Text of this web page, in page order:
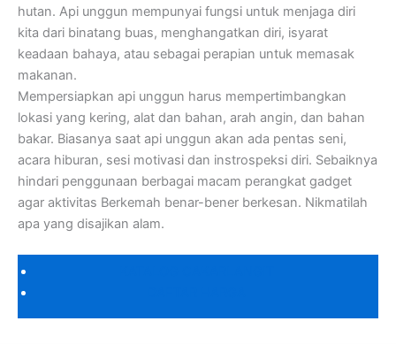
hutan. Api unggun mempunyai fungsi untuk menjaga diri
kita dari binatang buas, menghangatkan diri, isyarat
keadaan bahaya, atau sebagai perapian untuk memasak
makanan.
Mempersiapkan api unggun harus mempertimbangkan
lokasi yang kering, alat dan bahan, arah angin, dan bahan
bakar. Biasanya saat api unggun akan ada pentas seni,
acara hiburan, sesi motivasi dan instrospeksi diri. Sebaiknya
hindari penggunaan berbagai macam perangkat gadget
agar aktivitas Berkemah benar-bener berkesan. Nikmatilah
apa yang disajikan alam.